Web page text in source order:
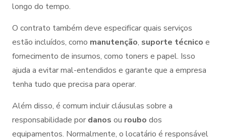
longo do tempo.
O contrato também deve especificar quais serviços
estão incluídos, como manutenção, suporte técnico e
fornecimento de insumos, como toners e papel. Isso
ajuda a evitar mal-entendidos e garante que a empresa
tenha tudo que precisa para operar.
Além disso, é comum incluir cláusulas sobre a
responsabilidade por danos ou roubo dos
equipamentos. Normalmente, o locatário é responsável